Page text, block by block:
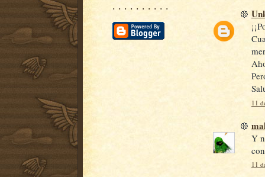
· · · · · · · · · ·
11
Y
11